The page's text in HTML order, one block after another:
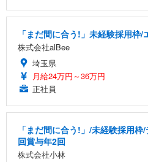
「まだ間に合う!」未経験採用枠
株式会社alBee
埼玉県
月給24万円～36万円
正社員
「まだ間に合う!」/未経験採用
回賞与年2回
株式会社小林